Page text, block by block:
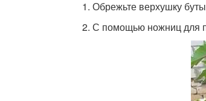
1. Обрежьте верхушку
2. С помощью ножниц для